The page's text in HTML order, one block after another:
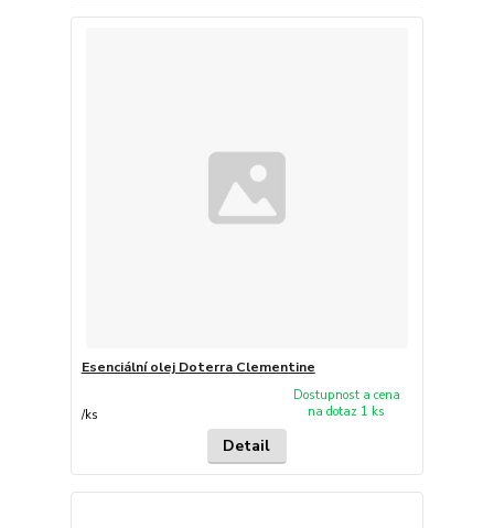
Esenciální olej Doterra Clementine
/ks
Dostupnost a cena
na dotaz 1 ks
Detail